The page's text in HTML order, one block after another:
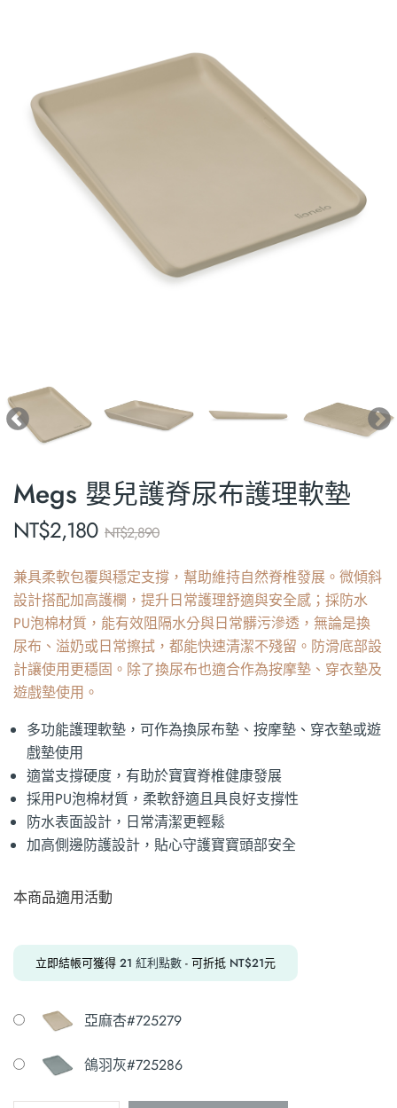
Megs 嬰兒護脊尿布護理軟墊
NT$2,890
NT$2,180
兼具柔軟包覆與穩定支撐，幫助維持自然脊椎發展。微傾斜
設計搭配加高護欄，提升日常護理舒適與安全感；採防水
PU泡棉材質，能有效阻隔水分與日常髒污滲透，無論是換
尿布、溢奶或日常擦拭，都能快速清潔不殘留。防滑底部設
計讓使用更穩固。除了換尿布也適合作為按摩墊、穿衣墊及
遊戲墊使用。
多功能護理軟墊，可作為換尿布墊、按摩墊、穿衣墊或遊
戲墊使用
適當支撐硬度，有助於寶寶脊椎健康發展
採用PU泡棉材質，柔軟舒適且具良好支撐性
防水表面設計，日常清潔更輕鬆
加高側邊防護設計，貼心守護寶寶頭部安全
本商品適用活動
立即結帳可獲得 21 紅利點數 - 可折抵 NT$21元
亞麻杏#725279
鴿羽灰#725286